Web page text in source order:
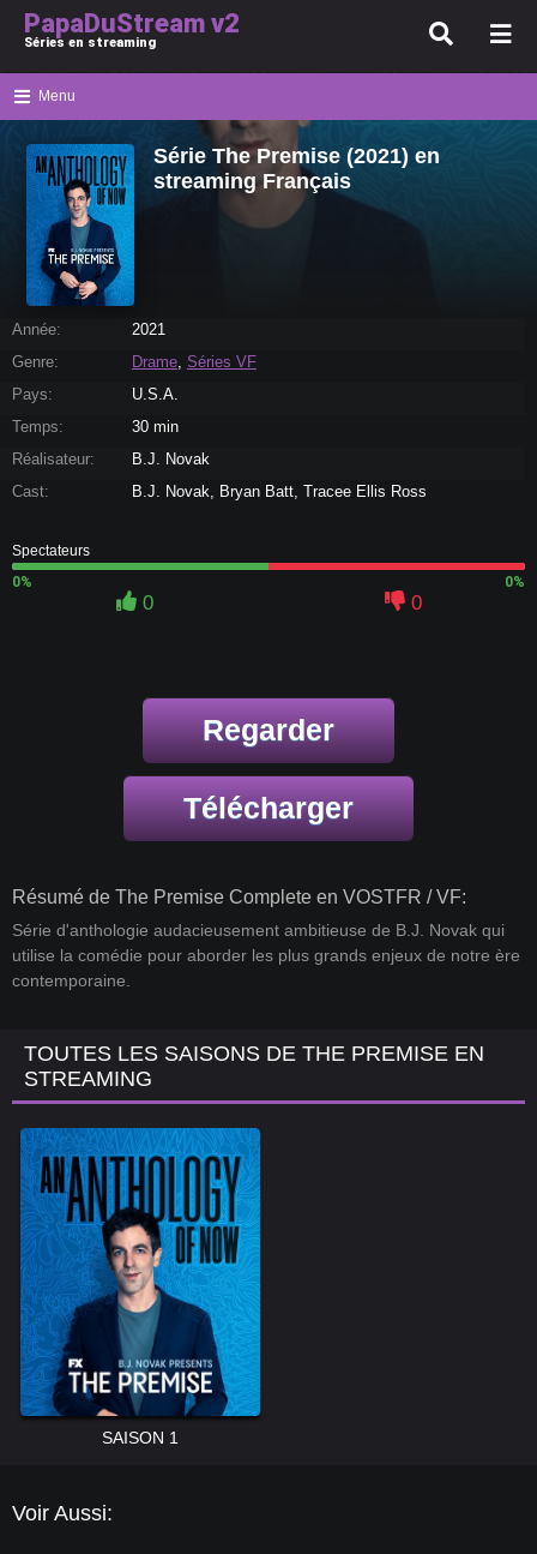
PapaDuStream v2
Séries en streaming
Menu
Série The Premise (2021) en
streaming Français
Année:
2021
Genre:
Drame, Séries VF
Pays:
U.S.A.
Temps:
30 min
Réalisateur:
B.J. Novak
Cast:
B.J. Novak, Bryan Batt, Tracee Ellis Ross
Spectateurs
0%
0%
0 0
Regarder
Télécharger
Résumé de The Premise Complete en VOSTFR / VF:
Série d'anthologie audacieusement ambitieuse de B.J. Novak qui
utilise la comédie pour aborder les plus grands enjeux de notre ère
contemporaine.
TOUTES LES SAISONS DE THE PREMISE EN
STREAMING
SAISON 1
Voir Aussi: